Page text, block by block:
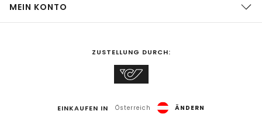
MEIN KONTO
ZUSTELLUNG DURCH:
EINKAUFEN IN Österreich ÄNDERN